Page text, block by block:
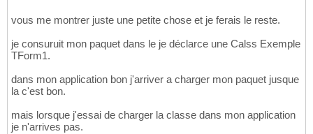
vous me montrer juste une petite chose et je ferais le reste.
je consuruit mon paquet dans le je déclarce une Calss Exemple
TForm1.
dans mon application bon j'arriver a charger mon paquet jusque
la c'est bon.
mais lorsque j'essai de charger la classe dans mon application
je n'arrives pas.